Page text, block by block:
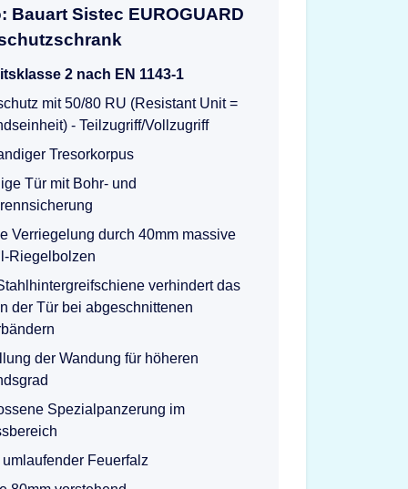
Bauart Sistec EUROGUARD
2 nach EN 1143-1
mit 50/80 RU (Resistant Unit =
- Teilzugriff/Vollzugriff
Tresorkorpus
Tür mit Bohr- und
Verriegelung durch 40mm massive
Riegelbolzen
verhindert das
der Tür bei abgeschnittenen
der Wandung für höheren
Spezialpanzerung im
Feuerfalz